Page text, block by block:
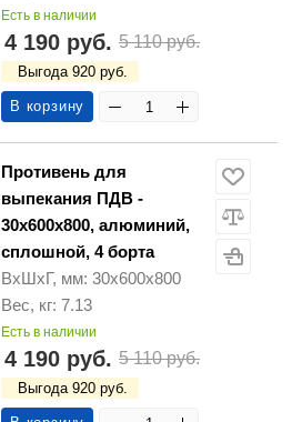
Есть в наличии
4 190 руб. 5 110 руб.
Выгода 920 руб.
В корзину
Противень для
выпекания ПДВ -
30х600х800, алюминий,
сплошной, 4 борта
ВхШхГ, мм: 30х600х800
Вес, кг: 7.13
Есть в наличии
4 190 руб. 5 110 руб.
Выгода 920 руб.